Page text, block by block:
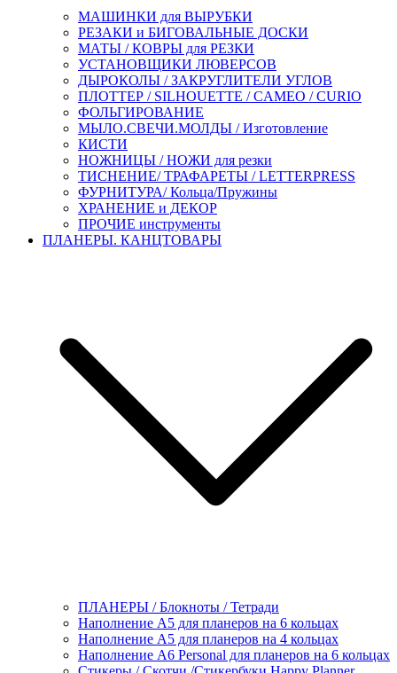
МАШИНКИ для ВЫРУБКИ
РЕЗАКИ и БИГОВАЛЬНЫЕ ДОСКИ
МАТЫ / КОВРЫ для РЕЗКИ
УСТАНОВЩИКИ ЛЮВЕРСОВ
ДЫРОКОЛЫ / ЗАКРУГЛИТЕЛИ УГЛОВ
ПЛОТТЕР / SILHOUETTE / CAMEO / CURIO
ФОЛЬГИРОВАНИЕ
МЫЛО.СВЕЧИ.МОЛДЫ / Изготовление
КИСТИ
НОЖНИЦЫ / НОЖИ для резки
ТИСНЕНИЕ/ ТРАФАРЕТЫ / LETTERPRESS
ФУРНИТУРА/ Кольца/Пружины
ХРАНЕНИЕ и ДЕКОР
ПРОЧИЕ инструменты
ПЛАНЕРЫ. КАНЦТОВАРЫ
ПЛАНЕРЫ / Блокноты / Тетради
Наполнение А5 для планеров на 6 кольцах
Наполнение А5 для планеров на 4 кольцах
Наполнение А6 Personal для планеров на 6 кольцах